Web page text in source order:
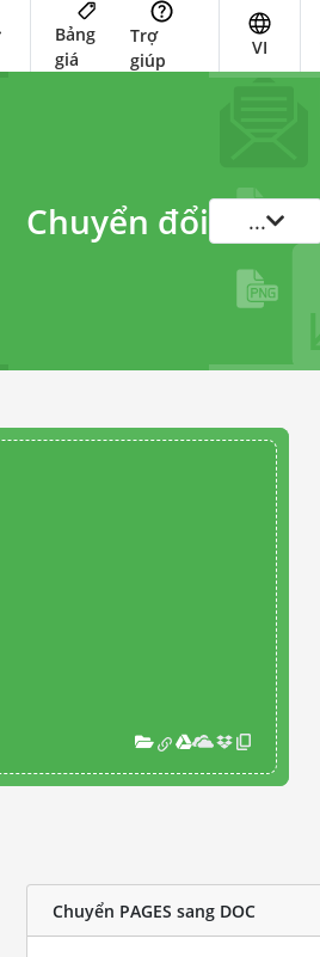
Bảng
giá
Trợ
giúp
VI
Chuyển đổi ...
Chuyển PAGES sang DOC